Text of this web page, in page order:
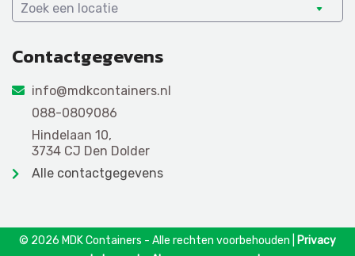
Zoek een locatie
Contactgegevens
info@mdkcontainers.nl
088-0809086
Hindelaan 10,
3734 CJ Den Dolder
Alle contactgegevens
© 2026 MDK Containers - Alle rechten voorbehouden |
Privacy